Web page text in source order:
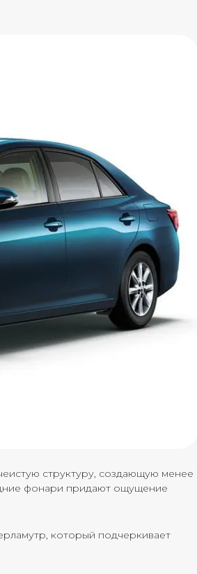
структуру, создающую менее
фонари придают ощущение
который подчеркивает